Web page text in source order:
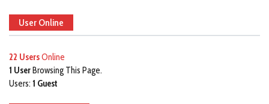
User Online
22 UsersOnline
1 UserBrowsing This Page.
Users: 1 Guest